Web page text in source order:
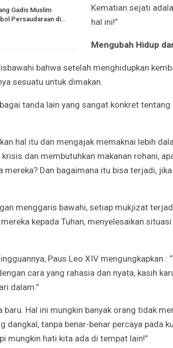
Gadis Muslim
Persaudaraan di…
Kematian sejati
hal ini!”
Mengubah Hidup
bahwa setelah menghidupkan
sesuatu untuk dimakan.
tanda lain yang sangat konkret
hal itu dan mengajak memaknai lebih
dan membutuhkan makanan rohani,
mereka? Dan bagaimana itu bisa terjadi,
menggaris bawahi, setiap mukjizat
kepada Tuhan, menyelesaikan
Paus Leo XIV mengungkapkan :
cara yang rahasia dan nyata, kasih
dalam.”
baru. Hal ini mungkin banyak orang tidak
dangkal, tanpa benar-benar percaya pada
mungkin hati kita ada di tempat lain!”